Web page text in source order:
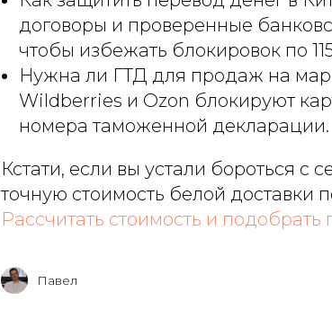
договоры и проверенные
чтобы избежать блокировок по
Нужна ли ГТД для продаж на
Wildberries и Ozon блокируют
номера таможенной декларации.
Кстати, если вы устали бороться с
точную стоимость белой доставки
Рассчитать стоимость и подобрать
Павел